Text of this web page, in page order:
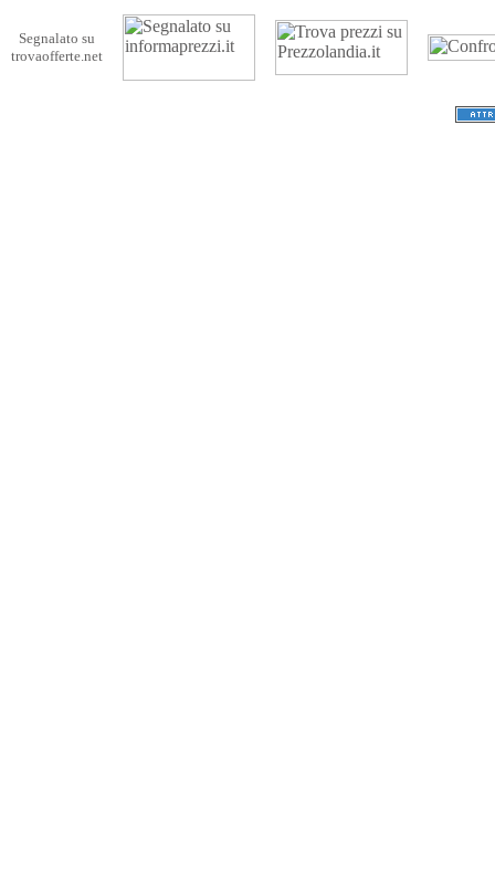
Segnalato su
trovaofferte.net